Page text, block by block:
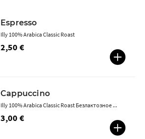
Espresso
2,50 €
Illy 100% Arabica Classic Roast
Cappuccino
3,00 €
Illy 100% Arabica Classic Roast Безлактозное ...